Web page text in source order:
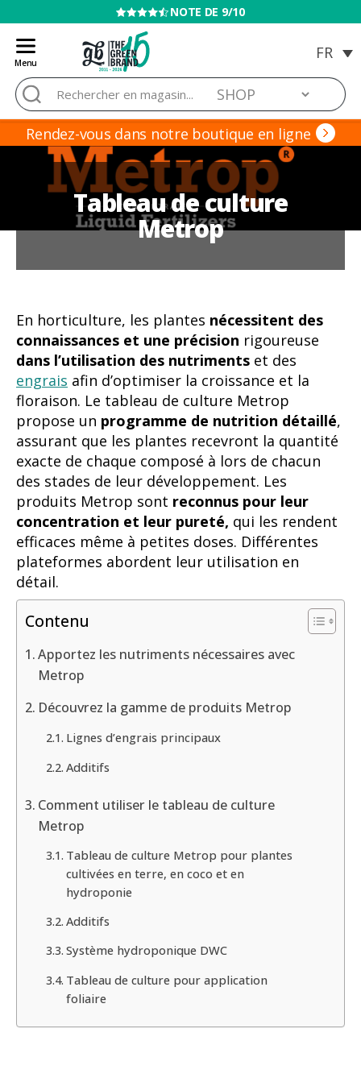
VENTE INTERDITE AUX MINEURS
Menu
Blog
de
Grow
Barato
Rechercher :
Rendez-vous dans notre boutique en ligne
Tableau de culture
Metrop
En horticulture, les plantes nécessitent des
connaissances et une précision rigoureuse
dans l’utilisation des nutriments et des
engrais afin d’optimiser la croissance et la
floraison. Le tableau de culture Metrop
propose un programme de nutrition détaillé,
assurant que les plantes recevront la quantité
exacte de chaque composé à lors de chacun
des stades de leur développement. Les
produits Metrop sont reconnus pour leur
concentration et leur pureté, qui les rendent
efficaces même à petites doses. Différentes
plateformes abordent leur utilisation en
détail.
Contenu
Apportez les nutriments nécessaires avec
Metrop
Découvrez la gamme de produits Metrop
Lignes d’engrais principaux
Additifs
Comment utiliser le tableau de culture
Metrop
Tableau de culture Metrop pour plantes
cultivées en terre, en coco et en
hydroponie
Additifs
Système hydroponique DWC
Tableau de culture pour application
foliaire